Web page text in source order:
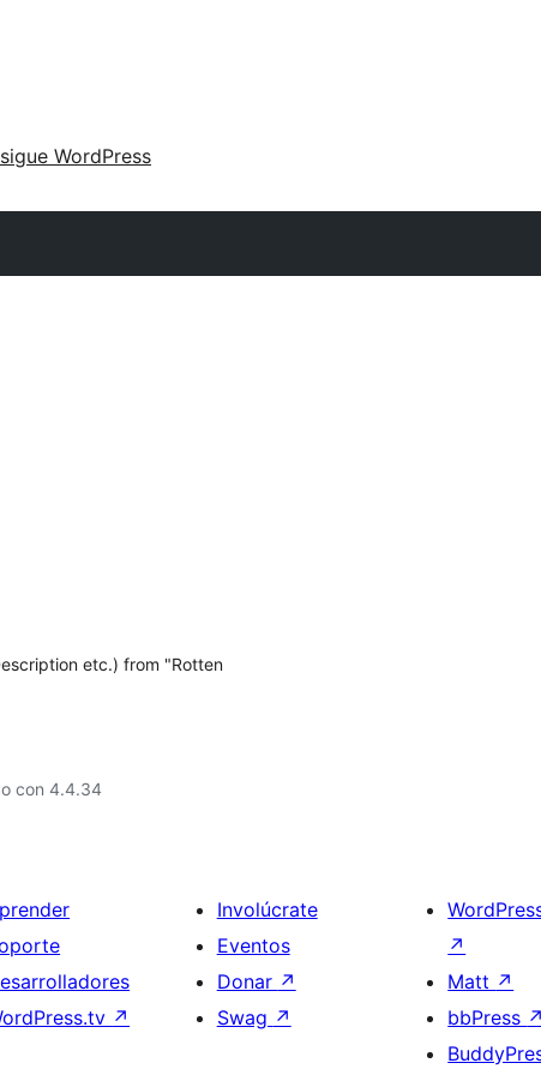
WordPress
etc.) from "Rotten
con 4.4.34
↗
Involúcrate
Eventos
Donar ↗
Swag ↗
↗
Matt ↗
bbPress ↗